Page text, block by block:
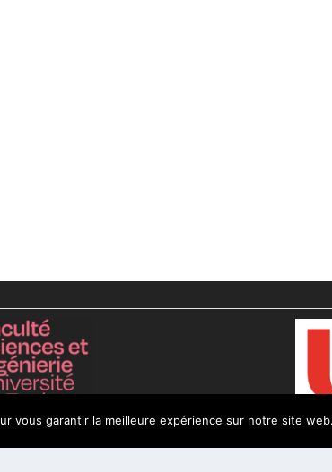
vous garantir la meilleure expérience sur notre site